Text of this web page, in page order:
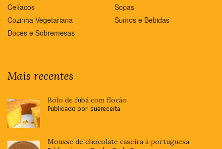
Celíacos
Cozinha Vegetariana
Doces e Sobremesas
Sopas
Sumos e Bebidas
Mais recentes
Bolo de fubá com flocão
Publicado por: suareceita
Mousse de chocolate caseira à portuguesa